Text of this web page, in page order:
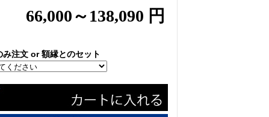
66,000～138,090 円
み注文 or 額縁とのセット